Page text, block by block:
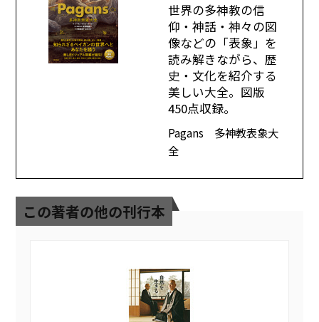
世界の多神教の信
仰・神話・神々の図
像などの「表象」を
読み解きながら、歴
史・文化を紹介する
美しい大全。図版
450点収録。
Pagans 多神教表象大
全
この著者の他の刊行本